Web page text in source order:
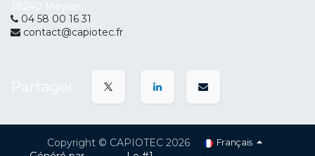
04 58 00 16 31
contact@capiotec.fr
Copyright © CAPIOTEC 2026 Français